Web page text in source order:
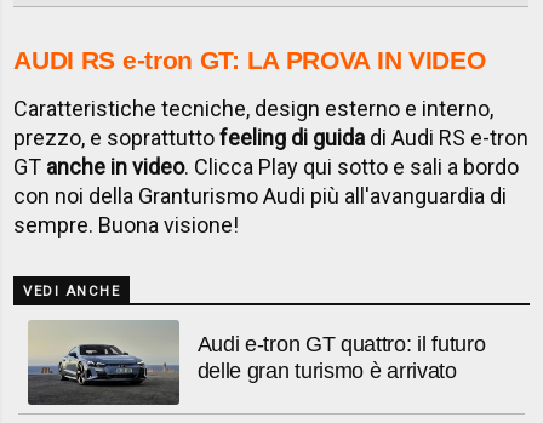
AUDI RS e-tron GT: LA PROVA IN VIDEO
Caratteristiche tecniche, design esterno e interno,
prezzo, e soprattuttofeeling di guida di Audi RS e-tron
GT anche in video. Clicca Play qui sotto e sali a bordo
con noi della Granturismo Audi più all'avanguardia di
sempre. Buona visione!
VEDI ANCHE
Audi e-tron GT quattro: il futuro
delle gran turismo è arrivato